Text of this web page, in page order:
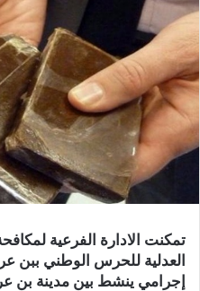
تمكنت الادارة الفرعية
العدلية للحرس الوطني ببن
إجرامي ينشط بين مدينة